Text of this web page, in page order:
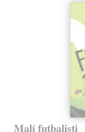
Malí futbalisti